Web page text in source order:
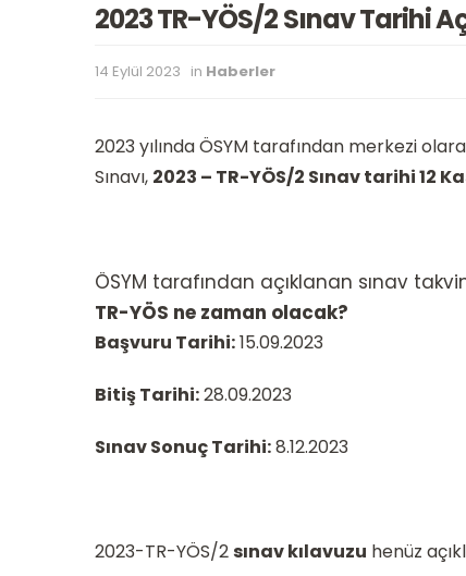
2023 TR-YÖS/2 Sınav Tarihi
14 Eylül 2023 in Haberler
2023 yılında ÖSYM tarafından merkezi
Sınavı, 2023 – TR-YÖS/2 Sınav tarihi 12
ÖSYM tarafından açıklanan sınav
TR-YÖS ne zaman olacak?
Başvuru Tarihi:15.09.2023
Bitiş Tarihi:28.09.2023
Sınav Sonuç Tarihi:8.12.2023
2023-TR-YÖS/2 sınav kılavuzu henüz